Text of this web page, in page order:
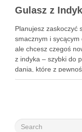
Planujesz zaskoczyć
smacznym i sycącym
ale chcesz czegoś
z indyka – szybki do
dania, które z
Zastanawiasz się,